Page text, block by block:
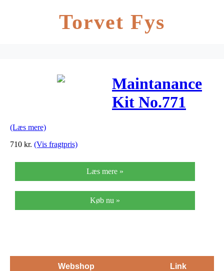
Torvet Fys
Maintanance
Kit No.771
(Læs mere)
710 kr. (Vis fragtpris)
Læs mere »
Køb nu »
Webshop Link